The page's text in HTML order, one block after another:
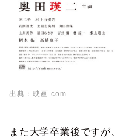
出典：映画.com
また大学卒業後ですが、